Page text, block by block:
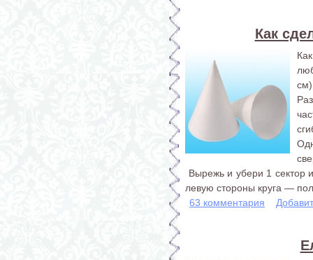
Как
Вырежь и убери 1 сектор
левую стороны круга —
63 комментария